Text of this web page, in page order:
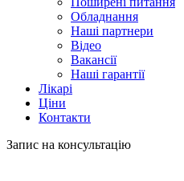
Обладнання
Наші партнери
Відео
Вакансії
Наші гарантії
Лікарі
Ціни
Контакти
Запис на консультацію